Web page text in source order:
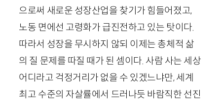
으로써 새로운 성장산업을 찾기가 힘들어졌고,
노동 면에선 고령화가 급진전하고 있는 탓이다.
따라서 성장을 무시하지 않되 이제는 총체적 삶
의 질 문제를 따질 때가 된 셈이다. 사람 사는 세상
어디라고 걱정거리가 없을 수 있겠느냐만, 세계
최고 수준의 자살률에서 드러나듯 바람직한 선진